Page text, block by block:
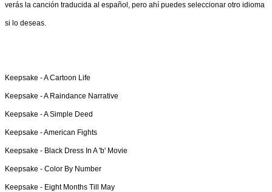
verás la canción traducida al español, pero ahí puedes seleccionar otro idioma
si lo deseas.
Keepsake -A Cartoon Life
Keepsake -A Raindance Narrative
Keepsake -A Simple Deed
Keepsake -American Fights
Keepsake - Black Dress In A 'b' Movie
Keepsake - Color By Number
Keepsake - Eight Months Till May